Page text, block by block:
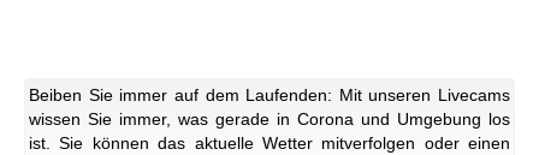
Beiben Sie immer auf dem Laufenden: Mit unseren Livecams
wissen Sie immer, was gerade in Corona und Umgebung los
ist. Sie können das aktuelle Wetter mitverfolgen oder einen